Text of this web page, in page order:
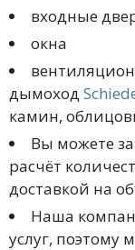
входные
окна
дымоход
камин,
Вы можете
расчёт
доставкой на
Наша
услуг, поэтому